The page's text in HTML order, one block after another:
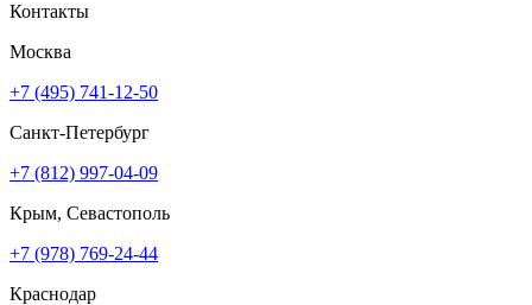
Контакты
Москва
+7 (495) 741-12-50
Санкт-Петербург
+7 (812) 997-04-09
Крым, Севастополь
+7 (978) 769-24-44
Краснодар